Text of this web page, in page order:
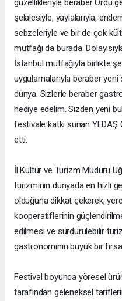
güzellikleriyle beraber Ordu
şelalesiyle, yaylalarıyla,
sebzeleriyle ve bir de çok
mutfağı da burada.
İstanbul mutfağıyla birlikte
uygulamalarıyla beraber
dünya. Sizlerle beraber
hediye edelim. Sizden yeni
festivale katkı sunan
etti.
İl Kültür ve Turizm Müdürü
turizminin dünyada en hızlı
olduğuna dikkat çekerek,
kooperatiflerinin
edilmesi ve sürdürülebilir
gastronominin büyük bir
Festival boyunca yöresel
tarafından geleneksel